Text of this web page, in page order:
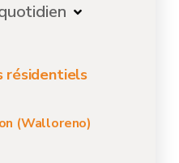
résidentiels
(Walloreno)